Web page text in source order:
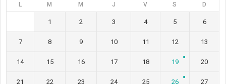
L M M J V S D
1 2 3 4 5 6
7 8 9 10 11 12 13
14 15 16 17 18 19 20
21 22 23 24 25 26 27